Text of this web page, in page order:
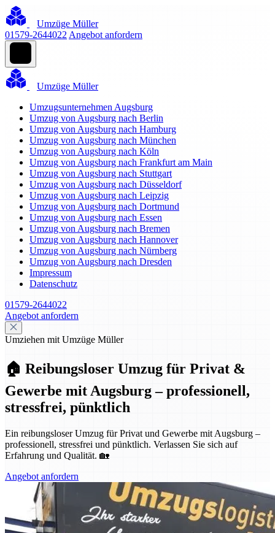
Umzüge Müller
01579-2644022 Angebot anfordern
Umzüge Müller
Umzugsunternehmen Augsburg
Umzug von Augsburg nach Berlin
Umzug von Augsburg nach Hamburg
Umzug von Augsburg nach München
Umzug von Augsburg nach Köln
Umzug von Augsburg nach Frankfurt am Main
Umzug von Augsburg nach Stuttgart
Umzug von Augsburg nach Düsseldorf
Umzug von Augsburg nach Leipzig
Umzug von Augsburg nach Dortmund
Umzug von Augsburg nach Essen
Umzug von Augsburg nach Bremen
Umzug von Augsburg nach Hannover
Umzug von Augsburg nach Nürnberg
Umzug von Augsburg nach Dresden
Impressum
Datenschutz
01579-2644022
Angebot anfordern
Umziehen mit Umzüge Müller
🏠 Reibungsloser Umzug für Privat &
Gewerbe mit Augsburg – professionell,
stressfrei, pünktlich
Ein reibungsloser Umzug für Privat und Gewerbe mit Augsburg –
professionell, stressfrei und pünktlich. Verlassen Sie sich auf
Erfahrung und Qualität. 🏡
Angebot anfordern